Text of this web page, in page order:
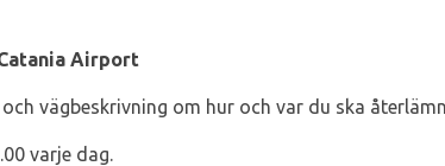
Airport
vägbeskrivning om hur och var du ska
varje dag.